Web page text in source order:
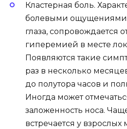
Кластерная боль.
болевыми ощущениями
глаза, сопровождается
гиперемией в месте
Появляются такие
раз в несколько
до полутора часов и
Иногда может
заложенность носа.
встречается у